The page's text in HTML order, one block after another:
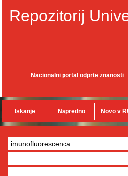
Repozitorij
Nacionalni portal odprte znanosti
Iskanje Napredno Novo v